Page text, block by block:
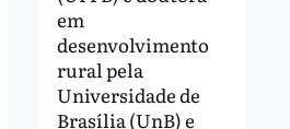
em
desenvolvimento
rural pela
Universidade de
Brasília (UnB) e